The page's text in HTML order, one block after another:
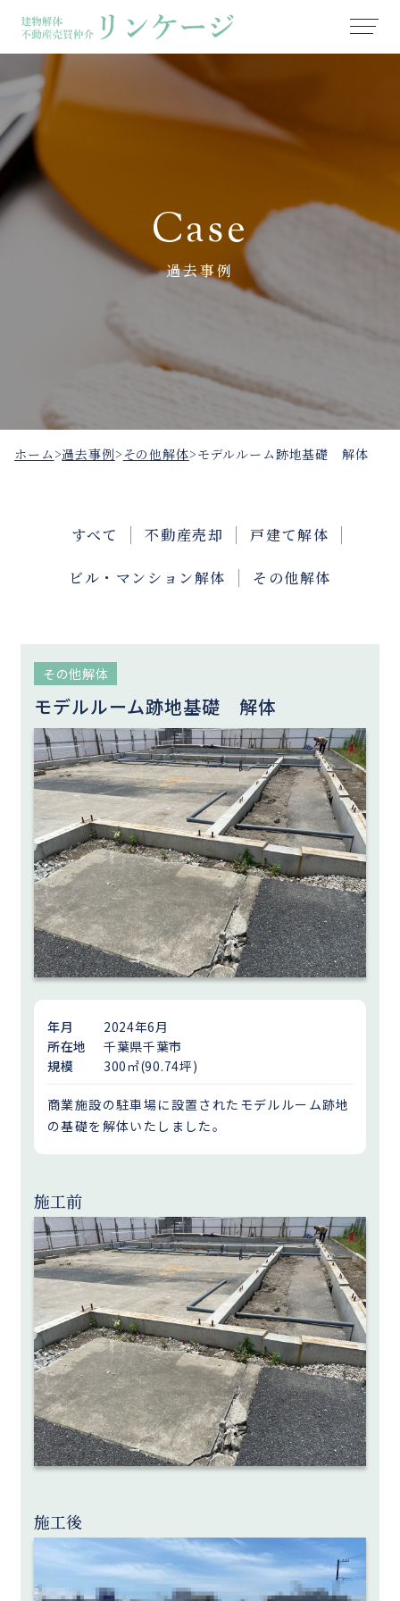
Case
過去事例
ホーム>過去事例> その他解体>モデルルーム跡地基礎 解体
すべて 不動産売却 戸建て解体
ビル・マンション解体 その他解体
その他解体
モデルルーム跡地基礎 解体
年月
2024年6月
所在地
千葉県千葉市
規模
300㎡(90.74坪)
商業施設の駐車場に設置されたモデルルーム跡地
の基礎を解体いたしました。
施工前
施工後